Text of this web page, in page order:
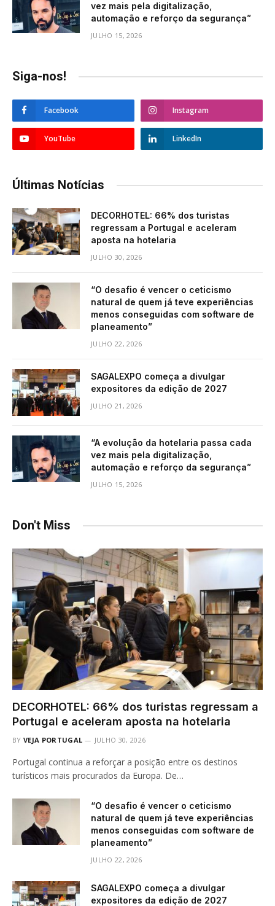
vez mais pela digitalização,
automação e reforço da segurança”
JULHO 15, 2026
Siga-nos!
Facebook Instagram
YouTube LinkedIn
Últimas Notícias
DECORHOTEL: 66% dos turistas
regressam a Portugal e aceleram
aposta na hotelaria
JULHO 30, 2026
“O desafio é vencer o ceticismo
natural de quem já teve experiências
menos conseguidas com software de
planeamento”
JULHO 22, 2026
SAGALEXPO começa a divulgar
expositores da edição de 2027
JULHO 21, 2026
“A evolução da hotelaria passa cada
vez mais pela digitalização,
automação e reforço da segurança”
JULHO 15, 2026
Don't Miss
DECORHOTEL: 66% dos turistas regressam a
Portugal e aceleram aposta na hotelaria
BY VEJA PORTUGAL JULHO 30, 2026
Portugal continua a reforçar a posição entre os destinos
turísticos mais procurados da Europa. De…
“O desafio é vencer o ceticismo
natural de quem já teve experiências
menos conseguidas com software de
planeamento”
JULHO 22, 2026
SAGALEXPO começa a divulgar
expositores da edição de 2027